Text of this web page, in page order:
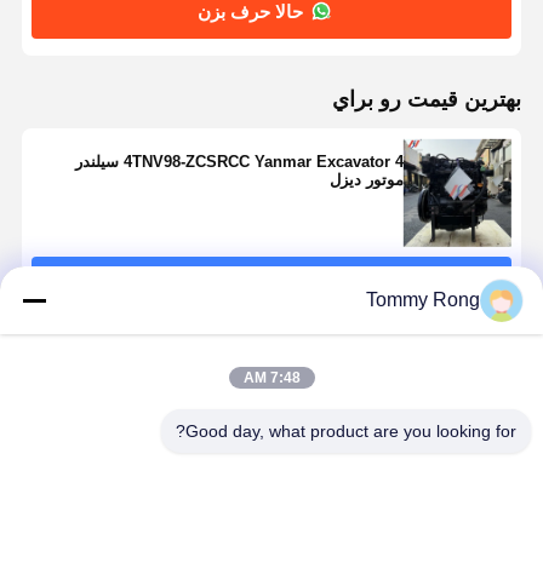
حالا حرف بزن
بهترين قيمت رو براي
4TNV98-ZCSRCC Yanmar Excavator 4 سیلندر
موتور دیزل
Tommy Rong
7:48 AM
Good day, what product are you looking for?